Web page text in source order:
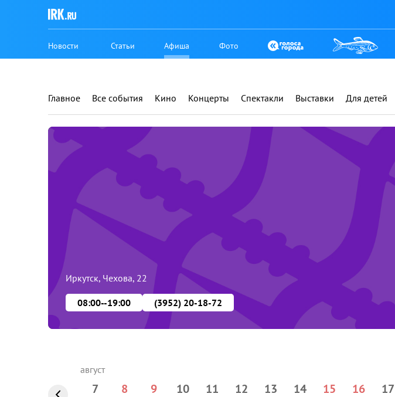
Новости Статьи Афиша Фото
Главное Все события Кино Концерты Спектакли Выставки Для детей
Иркутск, Чехова, 22
08:00--19:00 (3952) 20-18-72
7 8 9 10 11 12 13 14 15 16 17